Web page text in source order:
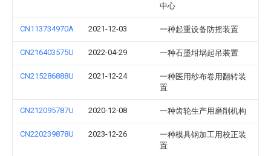
中心
CN113734970A 2021-12-03 一种起重设备防摇装置
CN216403575U 2022-04-29 一种石墨坩埚起吊装置
CN215286888U 2021-12-24
一种医用纱布卷用翻转装
置
CN212095787U 2020-12-08 一种齿轮生产用磨削机构
CN220239878U 2023-12-26
一种模具钢加工用校正装
置